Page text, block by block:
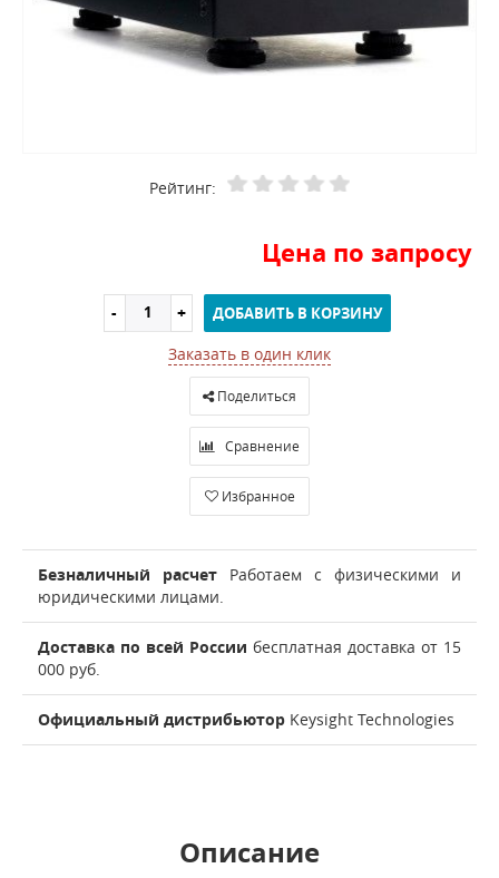
Рейтинг:
Цена по запросу
ДОБАВИТЬ В КОРЗИНУ
Заказать в один клик
Поделиться
Сравнение
Избранное
Безналичный расчет Работаем с физическими и
юридическими лицами.
Доставка по всей России бесплатная доставка от 15
000 руб.
Официальный дистрибьютор Keysight Technologies
Описание